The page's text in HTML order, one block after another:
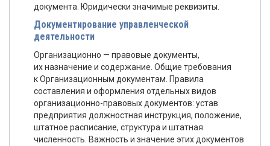
документа. Юридически значимые реквизиты.
Документирование управленческой
деятельности
Организационно — правовые документы,
их назначение и содержание. Общие требования
к Организационным документам. Правила
составления и оформления отдельных видов
организационно-правовых документов: устав
предприятия должностная инструкция, положение,
штатное расписание, структура и штатная
численность. Важность и значение этих документов